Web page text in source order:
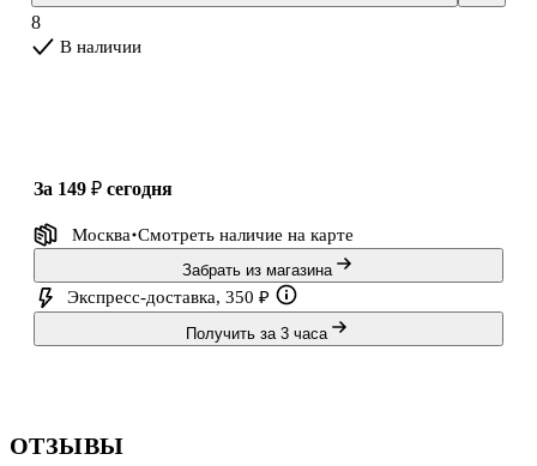
На балу в одном из отелей семейной компании герой знакомится
с Эллой Эш. Вечер скл
8
В наличии
за 149 ₽ сегодня
Москва Смотреть наличие на карте
Забрать из магазина
Экспресс-доставка, 350 ₽
Получить за 3 часа
ОТЗЫВЫ